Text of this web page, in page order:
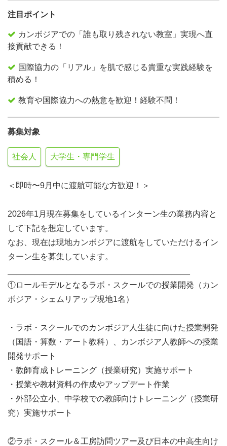
注目ポイント
カンボジアでの「誰も取り残されない教室」実現へ直
接貢献できる！
国際協力の「リアル」を肌で感じる貴重な実践経験を
積める！
教育や国際協力への熱意を歓迎！経験不問！
募集対象
社会人 大学生・専門学生
＜即時〜9月中に渡航可能な方歓迎！＞
2026年1月現在募集をしているインターン生の業務内容と
して下記を想定しています。
なお、現在は現地カンボジアに渡航をしていただけるイン
ターン生を募集しています。
①ロールモデルとなるラボ・スクールでの授業開発（カン
ボジア・シェムリアップ現地1名）
・ラボ・スクールでのカンボジア人生徒に向けた授業開発
（国語・算数・アート教科）、カンボジア人教師への授業
開発サポート
・教師育成トレーニング（授業研究）実施サポート
・授業や教材資料の作成やアップデート作業
・外部公立小、中学校での教師向けトレーニング（授業研
究）実施サポート
②ラボ・スクール＆工房訪問ツアー及び日本の中高生向け